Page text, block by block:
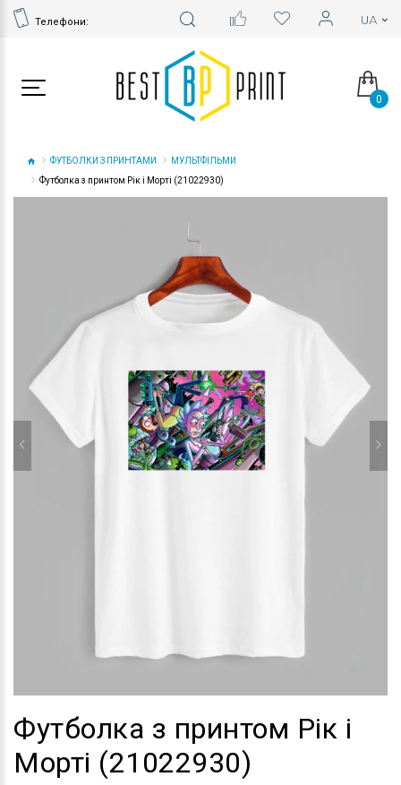
Телефони:
0
ФУТБОЛКИ З ПРИНТАМИ
МУЛЬТФІЛЬМИ
Футболка з принтом Рік і Морті (21022930)
Футболка з принтом Рік і
Морті (21022930)